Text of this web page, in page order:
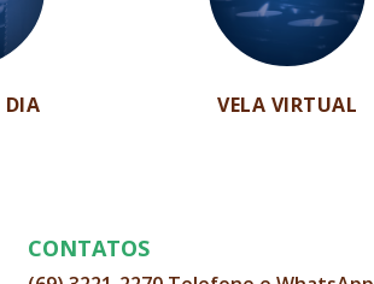
DIA VELA VIRTUAL
CONTATOS